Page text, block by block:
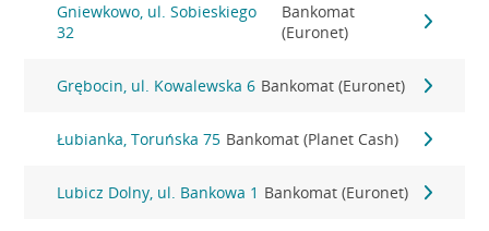
Gniewkowo, ul. Sobieskiego
32
Bankomat
(Euronet)
Grębocin, ul. Kowalewska 6 Bankomat (Euronet)
Łubianka, Toruńska 75 Bankomat (Planet Cash)
Lubicz Dolny, ul. Bankowa 1 Bankomat (Euronet)